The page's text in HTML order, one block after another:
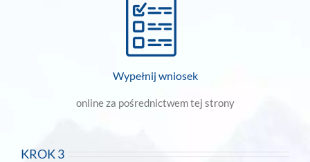
Wypełnij wniosek
online za pośrednictwem tej strony
KROK 3